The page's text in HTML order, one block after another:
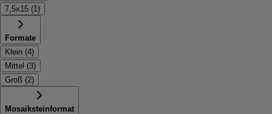
7,5x15 (1)
Formate
Klein (4)
Mittel (3)
Groß (2)
Mosaiksteinformat